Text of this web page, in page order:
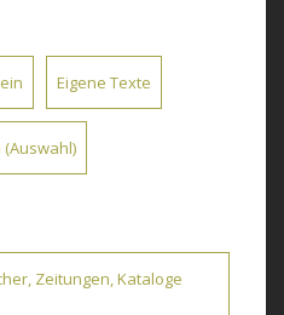
Eigene Texte
Zeitungen, Kataloge